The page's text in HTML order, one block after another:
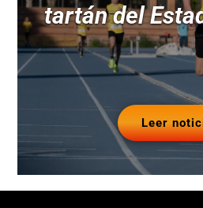
tartán del
Leer